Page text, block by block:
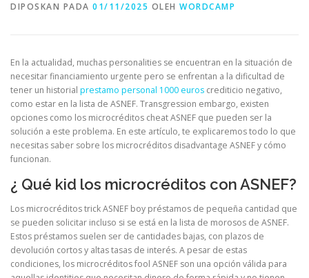
DIPOSKAN PADA 01/11/2025 OLEH WORDCAMP
En la actualidad, muchas personalities se encuentran en la situación de
necesitar financiamiento urgente pero se enfrentan a la dificultad de
tener un historial prestamo personal 1000 euros crediticio negativo,
como estar en la lista de ASNEF. Transgression embargo, existen
opciones como los microcréditos cheat ASNEF que pueden ser la
solución a este problema. En este artículo, te explicaremos todo lo que
necesitas saber sobre los microcréditos disadvantage ASNEF y cómo
funcionan.
¿ Qué kid los microcréditos con ASNEF?
Los microcréditos trick ASNEF boy préstamos de pequeña cantidad que
se pueden solicitar incluso si se está en la lista de morosos de ASNEF.
Estos préstamos suelen ser de cantidades bajas, con plazos de
devolución cortos y altas tasas de interés. A pesar de estas
condiciones, los microcréditos fool ASNEF son una opción válida para